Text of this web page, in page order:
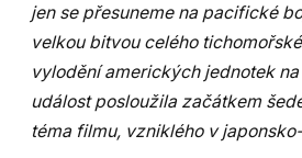
jen se přesuneme na pacifické
velkou bitvou celého
vylodění amerických jednotek
událost posloužila začátkem
téma filmu, vzniklého v